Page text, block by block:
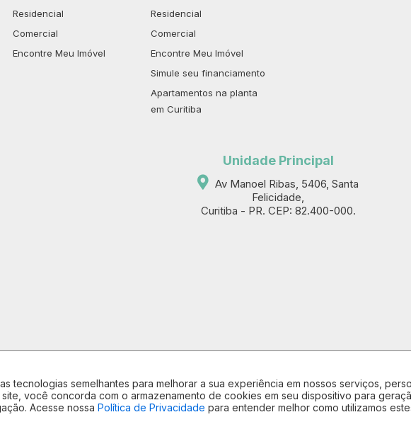
tecnologias semelhantes para melhorar a sua experiência em nossos serviços,
você concorda com o armazenamento de cookies em seu dispositivo para
Acesse nossa Política de Privacidade para entender melhor como utilizamos
Residencial
Comercial
Encontre Meu Imóvel
Residencial
Comercial
Encontre Meu Imóvel
Simule seu financiamento
Apartamentos na planta
em Curitiba
Unidade Principal
Av Manoel Ribas, 5406, Santa
Felicidade,
Curitiba - PR. CEP: 82.400-000.
Hapen Imóveis . CRECI 8730J © 2026